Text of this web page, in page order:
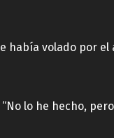
había volado por el
lo he hecho,